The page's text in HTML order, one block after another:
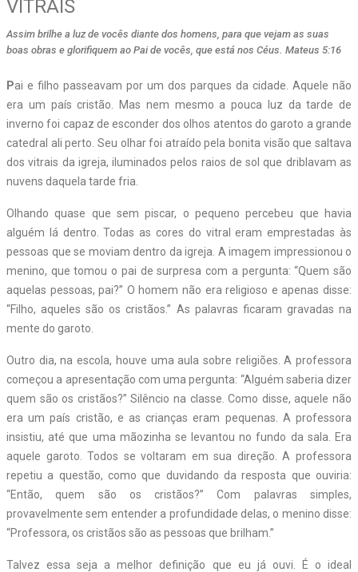
VITRAIS
Assim brilhe a luz de vocês diante dos homens, para que vejam as suas
boas obras e glorifiquem ao Pai de vocês, que está nos Céus. Mateus 5:16
Pai e filho passeavam por um dos parques da cidade. Aquele não
era um país cristão. Mas nem mesmo a pouca luz da tarde de
inverno foi capaz de esconder dos olhos atentos do garoto a grande
catedral ali perto. Seu olhar foi atraído pela bonita visão que saltava
dos vitrais da igreja, iluminados pelos raios de sol que driblavam as
nuvens daquela tarde fria.
Olhando quase que sem piscar, o pequeno percebeu que havia
alguém lá dentro. Todas as cores do vitral eram emprestadas às
pessoas que se moviam dentro da igreja. A imagem impressionou o
menino, que tomou o pai de surpresa com a pergunta: “Quem são
aquelas pessoas, pai?” O homem não era religioso e apenas disse:
“Filho, aqueles são os cristãos.” As palavras ficaram gravadas na
mente do garoto.
Outro dia, na escola, houve uma aula sobre religiões. A professora
começou a apresentação com uma pergunta: “Alguém saberia dizer
quem são os cristãos?” Silêncio na classe. Como disse, aquele não
era um país cristão, e as crianças eram pequenas. A professora
insistiu, até que uma mãozinha se levantou no fundo da sala. Era
aquele garoto. Todos se voltaram em sua direção. A professora
repetiu a questão, como que duvidando da resposta que ouviria:
“Então, quem são os cristãos?” Com palavras simples,
provavelmente sem entender a profundidade delas, o menino disse:
“Professora, os cristãos são as pessoas que brilham.”
Talvez essa seja a melhor definição que eu já ouvi. É o ideal